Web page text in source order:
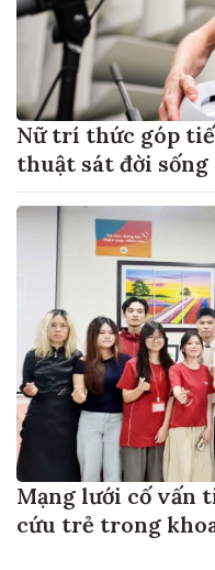
Nữ trí thức góp
thuật sát đời sống
Mạng lưới cố vấn
cứu trẻ trong